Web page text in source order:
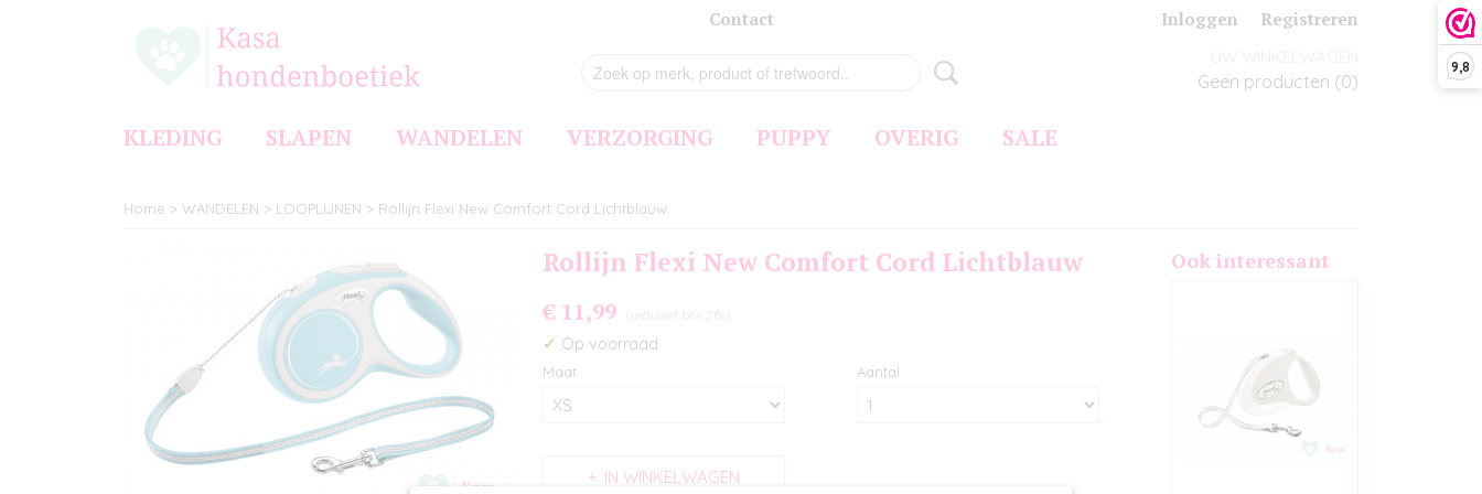
9,8
Contact Inloggen Registreren
Geen producten (0)
KLEDING SLAPEN WANDELEN VERZORGING PUPPY OVERIG SALE
Home > WANDELEN > LOOPLIJNEN > Rollijn Flexi New Comfort Cord Lichtblauw
Rollijn Flexi New Comfort Cord Lichtblauw
€ 11,99 (inclusief btw 21%)
✓ Op voorraad
Maat Aantal
IN WINKELWAGEN
Ook interessant